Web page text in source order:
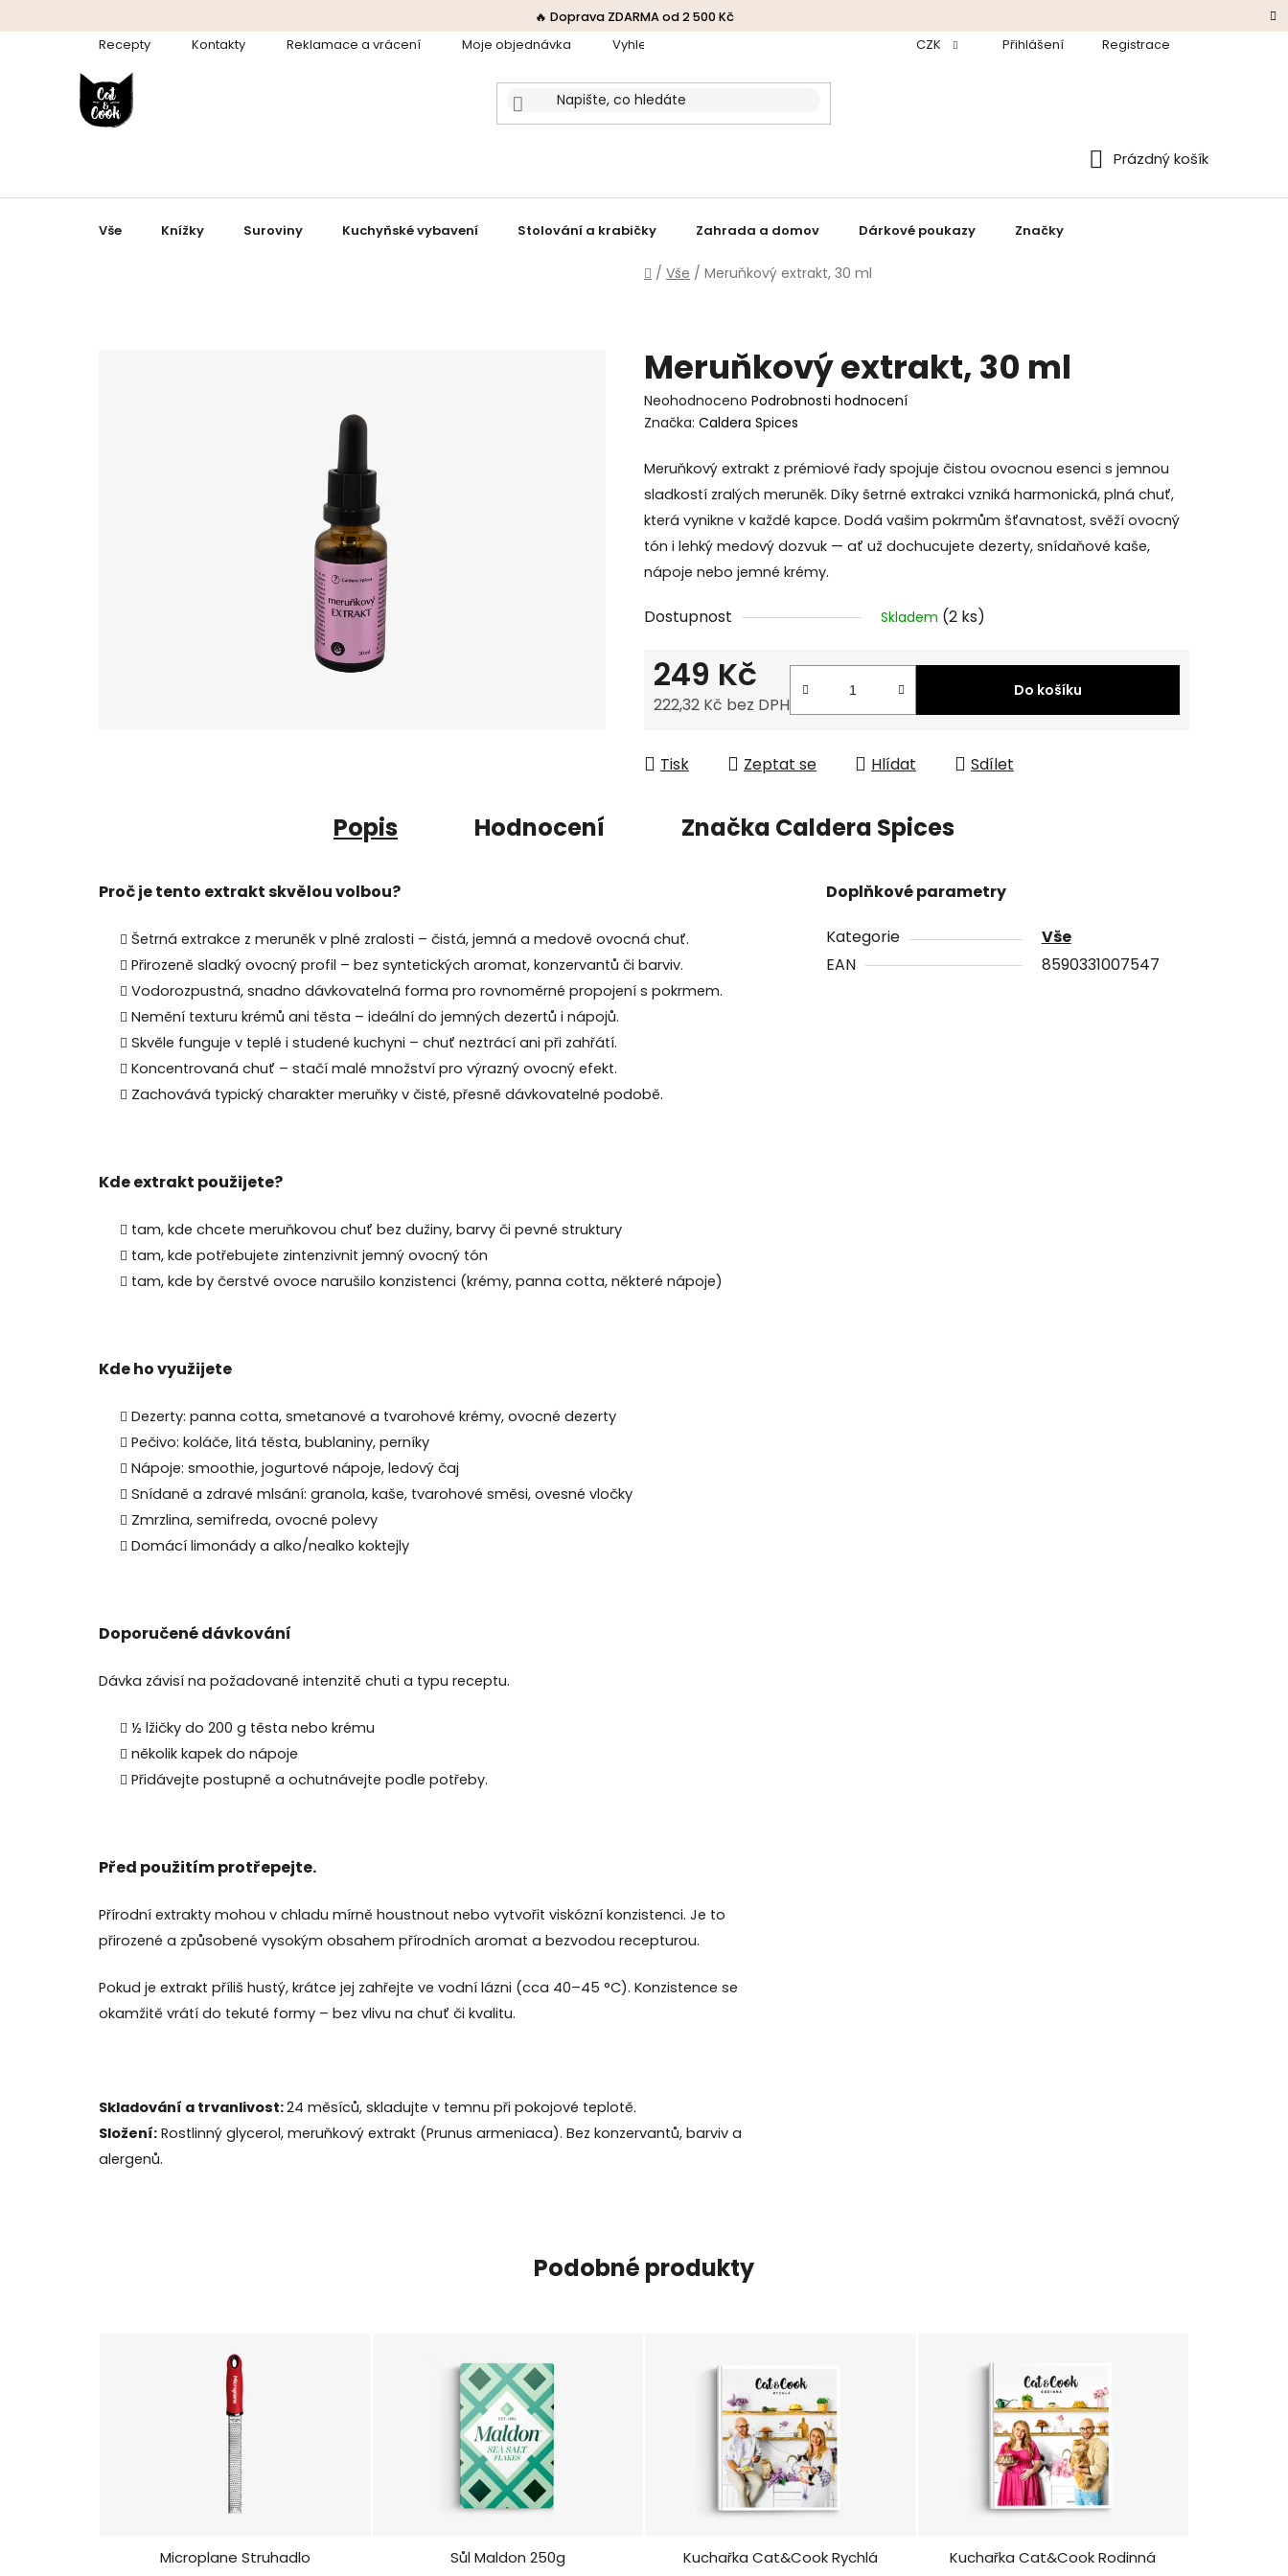
na
🔥 Doprava ZDARMA od 2 500 Kč
Recepty Kontakty Reklamace a vrácení Moje objednávka Vyhledávač receptů Ochrana údajů Zpětný odběr baterií a
CZK Přihlášení Registrace
Prázdný košík
Vše Knížky Suroviny Kuchyňské vybavení Stolování a krabičky Zahrada a domov Dárkové poukazy Značky
Domů
/ Vše / Meruňkový extrakt, 30 ml
Meruňkový extrakt, 30 ml
Průměrné
hodnocení
je
0,0
5
hvězdiček.
Neohodnoceno Podrobnosti hodnocení
Značka: Caldera Spices
Meruňkový extrakt z prémiové řady spojuje čistou ovocnou esenci s jemnou
sladkostí zralých meruněk. Díky šetrné extrakci vzniká harmonická, plná chuť,
která vynikne v každé kapce. Dodá vašim pokrmům šťavnatost, svěží ovocný
tón i lehký medový dozvuk — ať už dochucujete dezerty, snídaňové kaše,
nápoje nebo jemné krémy.
Dostupnost Skladem (2 ks)
249 Kč
222,32 Kč bez DPH
Do košíku
Tisk Zeptat se Hlídat Sdílet
Popis Hodnocení Značka Caldera Spices
Proč je tento extrakt skvělou volbou?
Šetrná extrakce z meruněk v plné zralosti – čistá, jemná a medově ovocná chuť.
Přirozeně sladký ovocný profil – bez syntetických aromat, konzervantů či barviv.
Vodorozpustná, snadno dávkovatelná forma pro rovnoměrné propojení s pokrmem.
Nemění texturu krémů ani těsta – ideální do jemných dezertů i nápojů.
Skvěle funguje v teplé i studené kuchyni – chuť neztrácí ani při zahřátí.
Koncentrovaná chuť – stačí malé množství pro výrazný ovocný efekt.
Zachovává typický charakter meruňky v čisté, přesně dávkovatelné podobě.
Kde extrakt použijete?
tam, kde chcete meruňkovou chuť bez dužiny, barvy či pevné struktury
tam, kde potřebujete zintenzivnit jemný ovocný tón
tam, kde by čerstvé ovoce narušilo konzistenci (krémy, panna cotta, některé nápoje)
Kde ho využijete
Dezerty: panna cotta, smetanové a tvarohové krémy, ovocné dezerty
Pečivo: koláče, litá těsta, bublaniny, perníky
Nápoje: smoothie, jogurtové nápoje, ledový čaj
Snídaně a zdravé mlsání: granola, kaše, tvarohové směsi, ovesné vločky
Zmrzlina, semifreda, ovocné polevy
Domácí limonády a alko/nealko koktejly
Doporučené dávkování
Dávka závisí na požadované intenzitě chuti a typu receptu.
½ lžičky do 200 g těsta nebo krému
několik kapek do nápoje
Přidávejte postupně a ochutnávejte podle potřeby.
Před použitím protřepejte.
Přírodní extrakty mohou v chladu mírně houstnout nebo vytvořit viskózní konzistenci. Je to
přirozené a způsobené vysokým obsahem přírodních aromat a bezvodou recepturou.
Pokud je extrakt příliš hustý, krátce jej zahřejte ve vodní lázni (cca 40–45 °C). Konzistence se
okamžitě vrátí do tekuté formy – bez vlivu na chuť či kvalitu.
Skladování a trvanlivost:24 měsíců, skladujte v temnu při pokojové teplotě.
Složení: Rostlinný glycerol, meruňkový extrakt (Prunus armeniaca). Bez konzervantů, barviv a
alergenů.
Doplňkové parametry
Kategorie
Vše
EAN
8590331007547
Podobné produkty
Microplane Struhadlo Sůl Maldon 250g Kuchařka Cat&Cook Rychlá Kuchařka Cat&Cook Rodinná